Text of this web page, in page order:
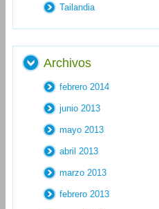
Tailandia
Archivos
febrero 2014
junio 2013
mayo 2013
abril 2013
marzo 2013
febrero 2013